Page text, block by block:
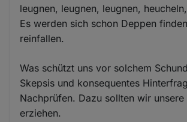
leugnen, leugnen, leugnen,
Es werden sich schon Deppen
reinfallen.
Was schützt uns vor solchem
Skepsis und konsequentes
Nachprüfen. Dazu sollten wir unsere
erziehen.